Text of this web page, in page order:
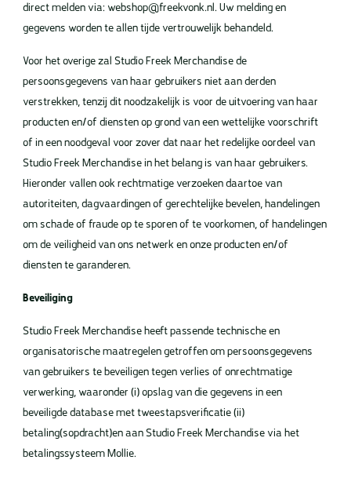
direct melden via: webshop@freekvonk.nl. Uw melding en
gegevens worden te allen tijde vertrouwelijk behandeld.
Voor het overige zal Studio Freek Merchandise de
persoonsgegevens van haar gebruikers niet aan derden
verstrekken, tenzij dit noodzakelijk is voor de uitvoering van haar
producten en/of diensten op grond van een wettelijke voorschrift
of in een noodgeval voor zover dat naar het redelijke oordeel van
Studio Freek Merchandise in het belang is van haar gebruikers.
Hieronder vallen ook rechtmatige verzoeken daartoe van
autoriteiten, dagvaardingen of gerechtelijke bevelen, handelingen
om schade of fraude op te sporen of te voorkomen, of handelingen
om de veiligheid van ons netwerk en onze producten en/of
diensten te garanderen.
Beveiliging
Studio Freek Merchandise heeft passende technische en
organisatorische maatregelen getroffen om persoonsgegevens
van gebruikers te beveiligen tegen verlies of onrechtmatige
verwerking, waaronder (i) opslag van die gegevens in een
beveiligde database met tweestapsverificatie (ii)
betaling(sopdracht)en aan Studio Freek Merchandise via het
betalingssysteem Mollie.